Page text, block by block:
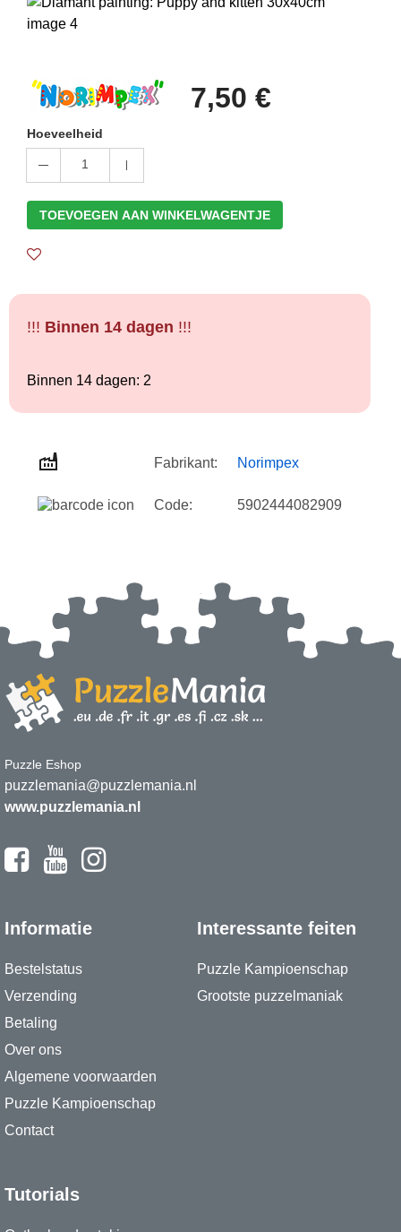
7,50 €
Hoeveelheid
1
TOEVOEGEN AAN WINKELWAGENTJE
!!! Binnen 14 dagen !!!
Binnen 14 dagen: 2
Fabrikant: Norimpex
Code: 5902444082909
Puzzle Eshop
puzzlemania@puzzlemania.nl
www.puzzlemania.nl
Informatie
Bestelstatus
Verzending
Betaling
Over ons
Algemene voorwaarden
Puzzle Kampioenschap
Contact
Interessante feiten
Puzzle Kampioenschap
Grootste puzzelmaniak
Tutorials